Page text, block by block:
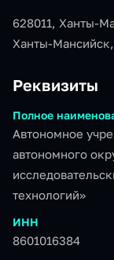
628011, Ханты-
Ханты-
Реквизиты
Полное
Автономное
автономного
технологий»
ИНН
8601016384